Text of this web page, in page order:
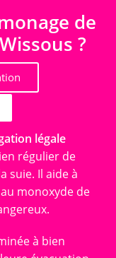
de
?
légale
régulier de
suie. Il aide à
monoxyde de
à bien